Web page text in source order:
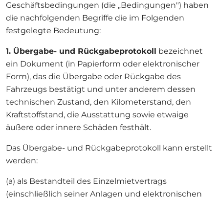
Geschäftsbedingungen (die „Bedingungen") haben
die nachfolgenden Begriffe die im Folgenden
festgelegte Bedeutung:
1. Übergabe- und Rückgabeprotokoll bezeichnet
ein Dokument (in Papierform oder elektronischer
Form), das die Übergabe oder Rückgabe des
Fahrzeugs bestätigt und unter anderem dessen
technischen Zustand, den Kilometerstand, den
Kraftstoffstand, die Ausstattung sowie etwaige
äußere oder innere Schäden festhält.
Das Übergabe- und Rückgabeprotokoll kann erstellt
werden:
(a) als Bestandteil des Einzelmietvertrags
(einschließlich seiner Anlagen und elektronischen